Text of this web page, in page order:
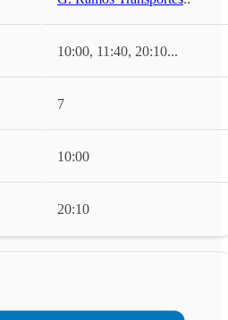
10:00, 11:40, 20:10...
7
10:00
20:10